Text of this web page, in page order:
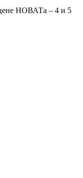
НОВАТа ‒ 4 и 5